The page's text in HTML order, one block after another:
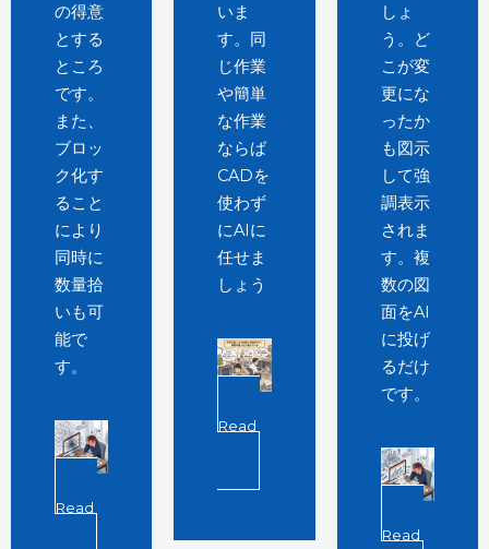
の得意
とする
ところ
です。
また、
ブロッ
ク化す
ること
により
同時に
数量拾
いも可
能で
す。
Read
いま
す。同
じ作業
や簡単
な作業
ならば
CADを
使わず
にAIに
任せま
しょう
Read
しょ
う。ど
こが変
更にな
ったか
も図示
して強
調表示
されま
す。複
数の図
面をAI
に投げ
るだけ
です。
Read